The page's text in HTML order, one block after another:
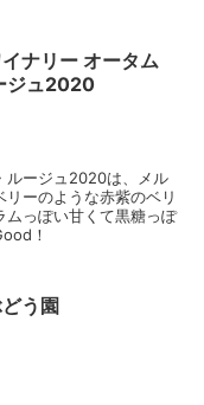
ナリー オータム
ジュ2020
ルージュ2020は、メル
ーのような赤紫のベリ
ムっぽい甘くて黒糖っぽ
！
どう園